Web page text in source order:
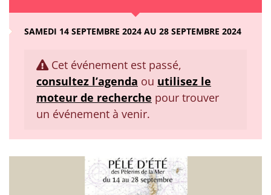
SAMEDI 14 SEPTEMBRE 2024 AU 28 SEPTEMBRE 2024
Cet événement est passé,
consultez l’agenda ou utilisez le
moteur de recherche pour trouver
un événement à venir.